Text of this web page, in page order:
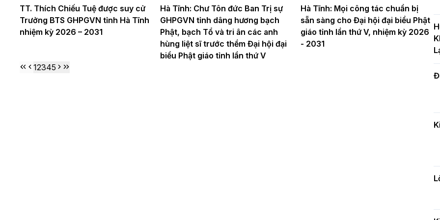
TT. Thích Chiếu Tuệ được suy cử
Trưởng BTS GHPGVN tỉnh Hà Tĩnh
nhiệm kỳ 2026 – 2031
Hà Tĩnh: Chư Tôn đức Ban Trị sự
GHPGVN tỉnh dâng hương bạch
Phật, bạch Tổ và tri ân các anh
hùng liệt sĩ trước thềm Đại hội đại
biểu Phật giáo tỉnh lần thứ V
Hà Tĩnh: Mọi công tác chuẩn bị
sẵn sàng cho Đại hội đại biểu Phật
giáo tỉnh lần thứ V, nhiệm kỳ 2026
- 2031
12345